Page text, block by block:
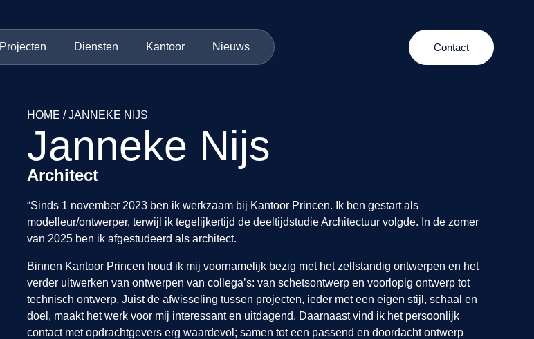
Projecten Diensten Kantoor Nieuws Contact
HOME /JANNEKE NIJS
Janneke Nijs
Architect
“Sinds 1 november 2023 ben ik werkzaam bij Kantoor Princen. Ik ben gestart als
modelleur/ontwerper, terwijl ik tegelijkertijd de deeltijdstudie Architectuur volgde. In de zomer
van 2025 ben ik afgestudeerd als architect.
Binnen Kantoor Princen houd ik mij voornamelijk bezig met het zelfstandig ontwerpen en het
verder uitwerken van ontwerpen van collega’s: van schetsontwerp en voorlopig ontwerp tot
technisch ontwerp. Juist de afwisseling tussen projecten, ieder met een eigen stijl, schaal en
doel, maakt het werk voor mij interessant en uitdagend. Daarnaast vind ik het persoonlijk
contact met opdrachtgevers erg waardevol; samen tot een passend en doordacht ontwerp